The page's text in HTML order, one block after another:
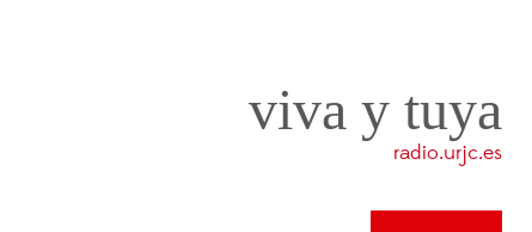
viva y tuya
radio.urjc.es